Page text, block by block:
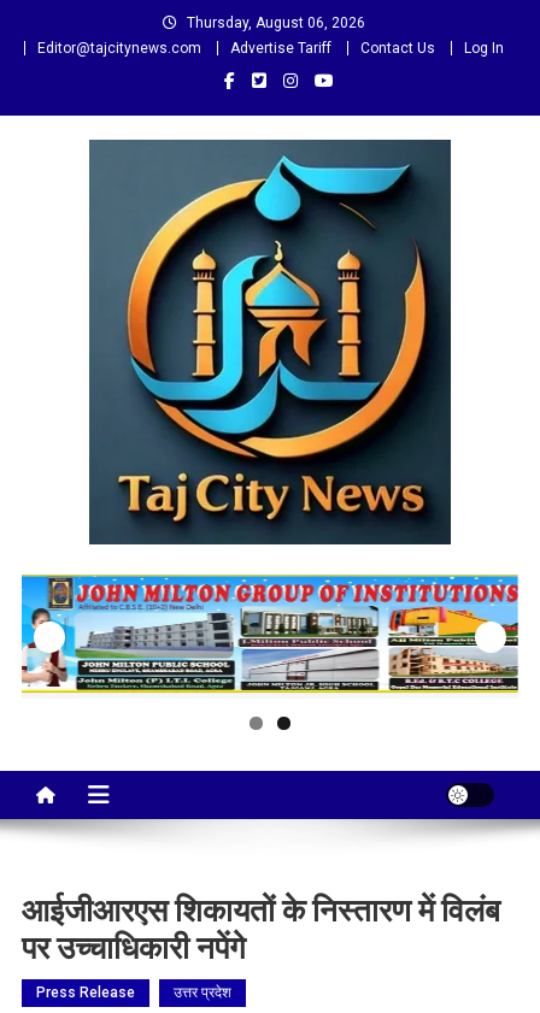
Thursday, August 06, 2026
Editor@tajcitynews.com
Advertise Tariff Contact Us Log In
Taj City News
आईजीआरएस शिकायतों के निस्तारण में विलंब
पर उच्चाधिकारी नपेंगे
Press Release उत्तर प्रदेश